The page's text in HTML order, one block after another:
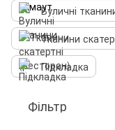
Вуличні
Тканини
Підкладка
Фільтр